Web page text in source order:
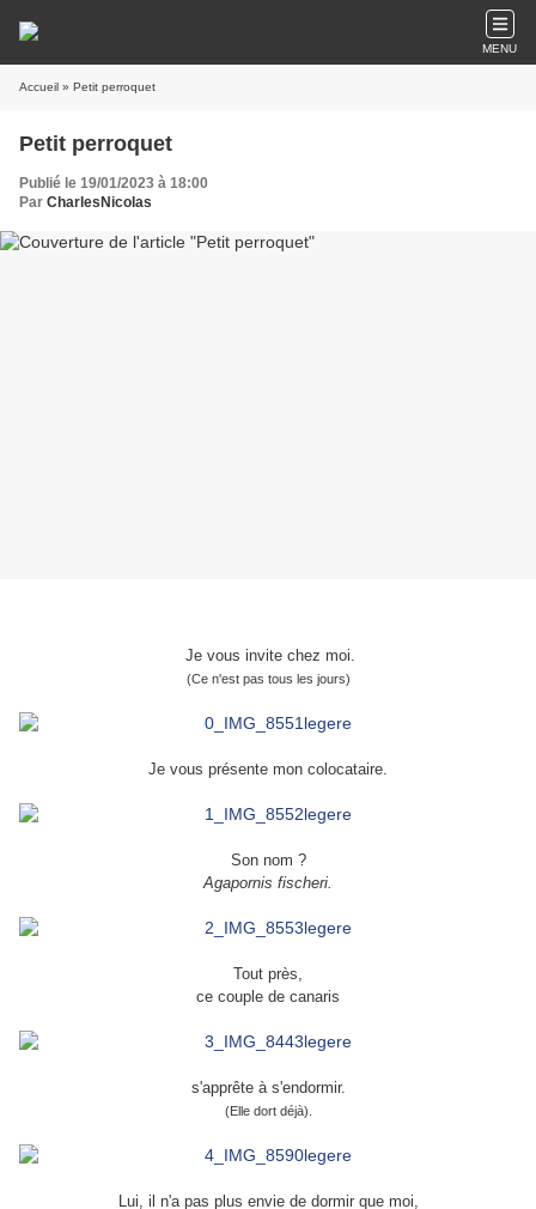
MENU
Accueil » Petit perroquet
Petit perroquet
Publié le 19/01/2023 à 18:00
Par CharlesNicolas
Je vous invite chez moi.
(Ce n'est pas tous les jours)
Je vous présente mon colocataire.
Son nom ?
Agapornis fischeri.
Tout près,
ce couple de canaris
s'apprête à s'endormir.
(Elle dort déjà).
Lui, il n'a pas plus envie de dormir que moi,